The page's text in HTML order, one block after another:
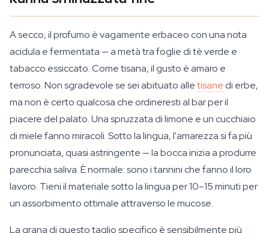
A secco, il profumo è vagamente erbaceo con una nota
acidula e fermentata — a metà tra foglie di tè verde e
tabacco essiccato. Come tisana, il gusto è amaro e
terroso. Non sgradevole se sei abituato alletisane di erbe,
ma non è certo qualcosa che ordineresti al bar per il
piacere del palato. Una spruzzata di limone e un cucchiaio
di miele fanno miracoli. Sotto la lingua, l'amarezza si fa più
pronunciata, quasi astringente — la bocca inizia a produrre
parecchia saliva. È normale: sono i tannini che fanno il loro
lavoro. Tieni il materiale sotto la lingua per 10–15 minuti per
un assorbimento ottimale attraverso le mucose.
La grana di questo taglio specifico è sensibilmente più